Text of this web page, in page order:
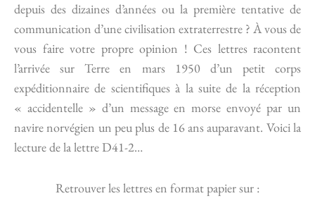
depuis des dizaines d’années ou la première tentative de
communication d’une civilisation extraterrestre ? À vous de
vous faire votre propre opinion ! Ces lettres racontent
l’arrivée sur Terre en mars 1950 d’un petit corps
expéditionnaire de scientifiques à la suite de la réception
« accidentelle » d’un message en morse envoyé par un
navire norvégien un peu plus de 16 ans auparavant. Voici la
lecture de la lettre D41-2…
Retrouver les lettres en format papier sur :